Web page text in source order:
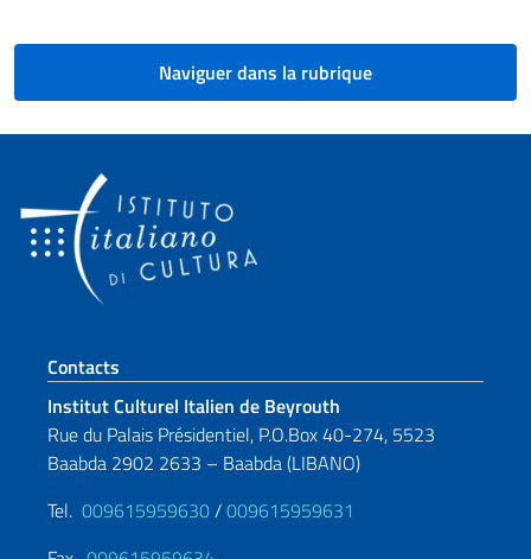
Naviguer dans la rubrique
Section de pied de page
Contacts
Institut Culturel Italien de Beyrouth
Rue du Palais Présidentiel, P.O.Box 40-274, 5523
Baabda 2902 2633 – Baabda (LIBANO)
Tel. 009615959630/009615959631